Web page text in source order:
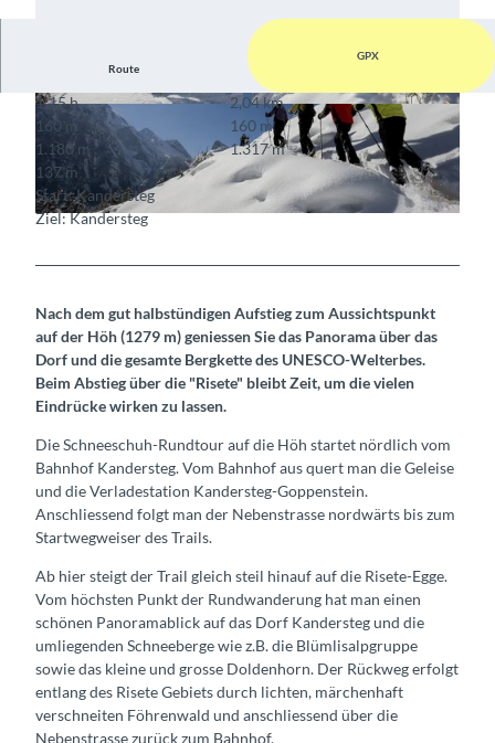
© Kandersteg Tourismus
© Kandersteg Tourismus © Kandersteg Tourismus
Route
GPX
1:15 h
2,04 km
160 m
160 m
1.180 m
1.317 m
137 m
Start: Kandersteg
Ziel: Kandersteg
Nach dem gut halbstündigen Aufstieg zum Aussichtspunkt
auf der Höh (1279 m) geniessen Sie das Panorama über das
Dorf und die gesamte Bergkette des UNESCO-Welterbes.
Beim Abstieg über die "Risete" bleibt Zeit, um die vielen
Eindrücke wirken zu lassen.
Die Schneeschuh-Rundtour auf die Höh startet nördlich vom
Bahnhof Kandersteg. Vom Bahnhof aus quert man die Geleise
und die Verladestation Kandersteg-Goppenstein.
Anschliessend folgt man der Nebenstrasse nordwärts bis zum
Startwegweiser des Trails.
Ab hier steigt der Trail gleich steil hinauf auf die Risete-Egge.
Vom höchsten Punkt der Rundwanderung hat man einen
schönen Panoramablick auf das Dorf Kandersteg und die
umliegenden Schneeberge wie z.B. die Blümlisalpgruppe
sowie das kleine und grosse Doldenhorn. Der Rückweg erfolgt
entlang des Risete Gebiets durch lichten, märchenhaft
verschneiten Föhrenwald und anschliessend über die
Nebenstrasse zurück zum Bahnhof.